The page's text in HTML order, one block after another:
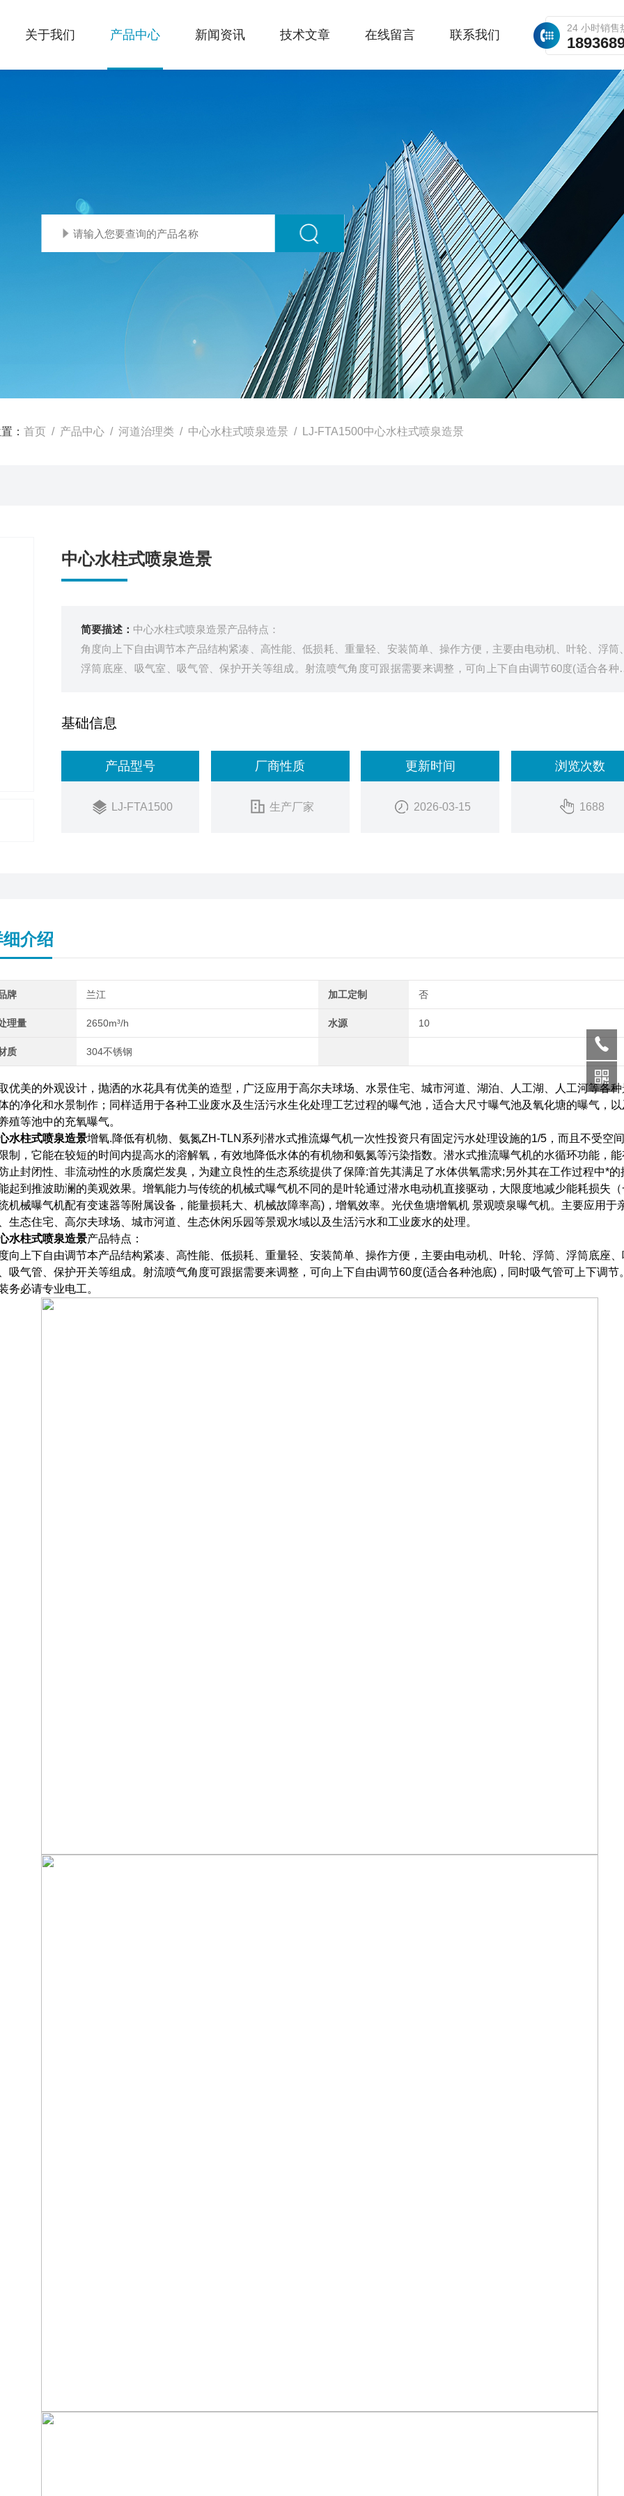
24 小时销售
关于我们 产品中心 新闻资讯 技术文章 在线留言 联系我们
： 首页 / 产品中心 / 河道治理类 / 中心水柱式喷泉造景 / LJ-FTA1500中心水柱式喷泉造景
中心水柱式喷泉造景
简要描述： 中心水柱式喷泉造景产品特点：
角度向上下自由调节本产品结构紧凑、高性能、低损耗、重量轻、安装简单、操作方便，主要由电动机、叶轮、浮筒
浮筒底座、吸气室、吸气管、保护开关等组成。射流喷气角度可跟据需要来调整，可向上下自由调节60度(适合各种
基础信息
产品型号
LJ-FTA1500
厂商性质
生产厂家
更新时间
2026-03-15
浏览次数
1688
介绍
牌 兰江 加工定制 否
理量 2650m³/h 水源 10
质 304不锈钢
优美的外观设计，抛洒的水花具有优美的造型，广泛应用于高尔夫球场、水景住宅、城市河道、湖泊、人工湖、人工河等各
的净化和水景制作；同样适用于各种工业废水及生活污水生化处理工艺过程的曝气池，适合大尺寸曝气池及氧化塘的曝气，
殖等池中的充氧曝气。
水柱式喷泉造景增氧.降低有机物、氨氮ZH-TLN系列潜水式推流爆气机一次性投资只有固定污水处理设施的1/5，而且不受空
制，它能在较短的时间内提高水的溶解氧，有效地降低水体的有机物和氨氮等污染指数。潜水式推流曝气机的水循环功能，
止封闭性、非流动性的水质腐烂发臭，为建立良性的生态系统提供了保障:首先其满足了水体供氧需求;另外其在工作过程中*的
起到推波助澜的美观效果。增氧能力与传统的机械式曝气机不同的是叶轮通过潜水电动机直接驱动，大限度地减少能耗损失
机械曝气机配有变速器等附属设备，能量损耗大、机械故障率高)，增氧效率。光伏鱼塘增氧机 景观喷泉曝气机。主要应用于
生态住宅、高尔夫球场、城市河道、生态休闲乐园等景观水域以及生活污水和工业废水的处理。
水柱式喷泉造景产品特点：
向上下自由调节本产品结构紧凑、高性能、低损耗、重量轻、安装简单、操作方便，主要由电动机、叶轮、浮筒、浮筒底座
吸气管、保护开关等组成。射流喷气角度可跟据需要来调整，可向上下自由调节60度(适合各种池底)，同时吸气管可上下调节
务必请专业电工。